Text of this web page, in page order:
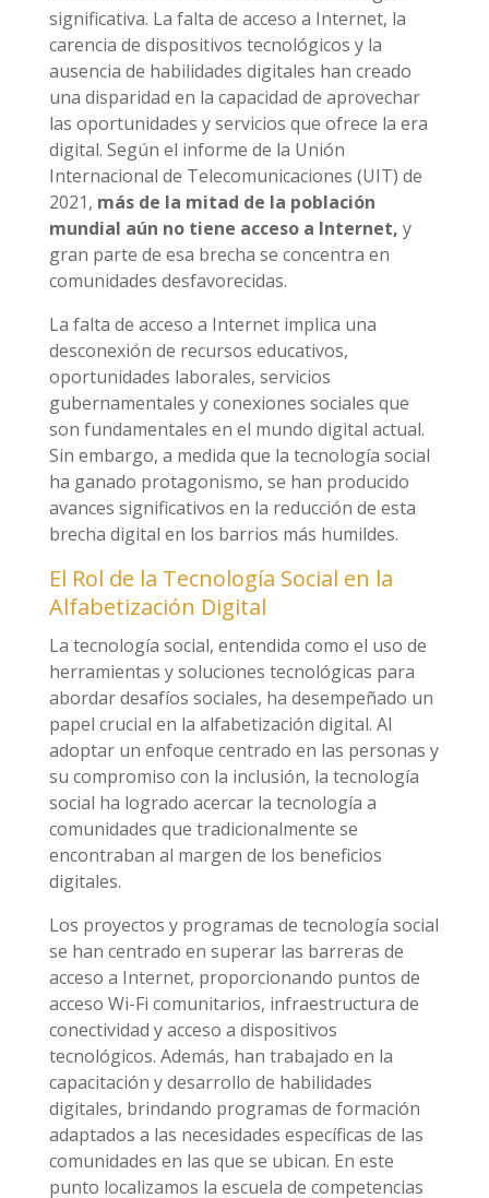
significativa. La falta de acceso a Internet, la
carencia de dispositivos tecnológicos y la
ausencia de habilidades digitales han creado
una disparidad en la capacidad de aprovechar
las oportunidades y servicios que ofrece la era
digital. Según el informe de la Unión
Internacional de Telecomunicaciones (UIT) de
2021, más de la mitad de la población
mundial aún no tiene acceso a Internet, y
gran parte de esa brecha se concentra en
comunidades desfavorecidas.
La falta de acceso a Internet implica una
desconexión de recursos educativos,
oportunidades laborales, servicios
gubernamentales y conexiones sociales que
son fundamentales en el mundo digital actual.
Sin embargo, a medida que la tecnología social
ha ganado protagonismo, se han producido
avances significativos en la reducción de esta
brecha digital en los barrios más humildes.
El Rol de la Tecnología Social en la
Alfabetización Digital
La tecnología social, entendida como el uso de
herramientas y soluciones tecnológicas para
abordar desafíos sociales, ha desempeñado un
papel crucial en la alfabetización digital. Al
adoptar un enfoque centrado en las personas y
su compromiso con la inclusión, la tecnología
social ha logrado acercar la tecnología a
comunidades que tradicionalmente se
encontraban al margen de los beneficios
digitales.
Los proyectos y programas de tecnología social
se han centrado en superar las barreras de
acceso a Internet, proporcionando puntos de
acceso Wi-Fi comunitarios, infraestructura de
conectividad y acceso a dispositivos
tecnológicos. Además, han trabajado en la
capacitación y desarrollo de habilidades
digitales, brindando programas de formación
adaptados a las necesidades específicas de las
comunidades en las que se ubican. En este
punto localizamos la escuela de competencias